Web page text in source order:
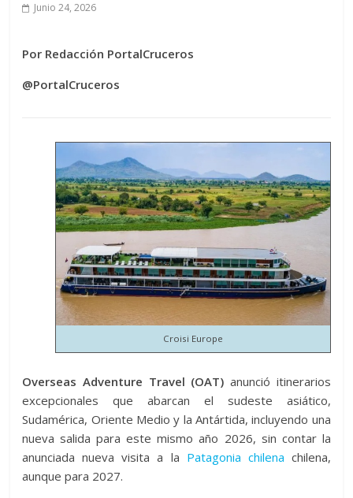
Junio 24, 2026
Por Redacción PortalCruceros
@PortalCruceros
Croisi Europe
Overseas Adventure Travel (OAT) anunció itinerarios
excepcionales que abarcan el sudeste asiático,
Sudamérica, Oriente Medio y la Antártida, incluyendo una
nueva salida para este mismo año 2026, sin contar la
anunciada nueva visita a la Patagonia chilena chilena,
aunque para 2027.